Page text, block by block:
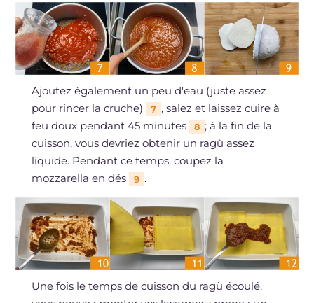
Ajoutez également un peu d'eau (juste assez
pour rincer la cruche)
7 , salez et laissez cuire à
feu doux pendant 45 minutes
8 ; à la fin de la
cuisson, vous devriez obtenir un ragù assez
liquide. Pendant ce temps, coupez la
mozzarella en dés
9 .
Une fois le temps de cuisson du ragù écoulé,